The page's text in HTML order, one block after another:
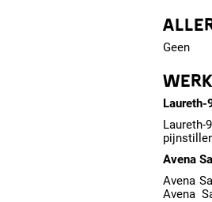
Geen
Laureth-
Avena
Avena
Avena